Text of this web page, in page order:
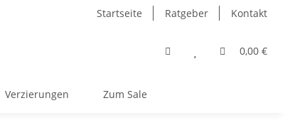
Startseite Ratgeber Kontakt
0,00 €
Verzierungen Zum Sale